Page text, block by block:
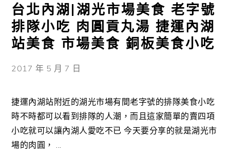
台北內湖|湖光市場美食 老字號
排隊小吃 肉圓貢丸湯 捷運內湖
站美食 市場美食 銅板美食小吃
2017 年 5 月 7 日
捷運內湖站附近的湖光市場有間老字號的排隊美食小吃
時不時都可以看到排隊的人潮，而且這家簡單的賣四項
小吃就可以讓內湖人愛吃不已 今天要分享的就是湖光市
場的肉圓， ...